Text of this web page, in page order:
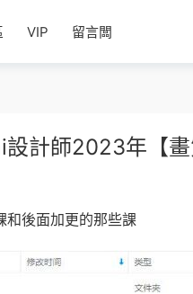
VIP 留言闆
設計師2023年【
和後面加更的那些課